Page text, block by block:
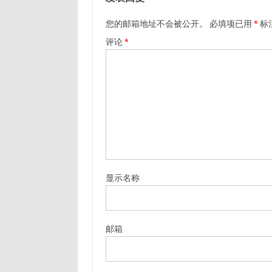
您的邮箱地址不会被公开。 必填项已用 * 标
评论*
显示名称
邮箱